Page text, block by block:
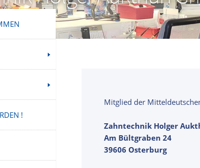
!
Mitglied der
Zahntechnik Holger
Am Bültgraben 24
39606 Osterburg